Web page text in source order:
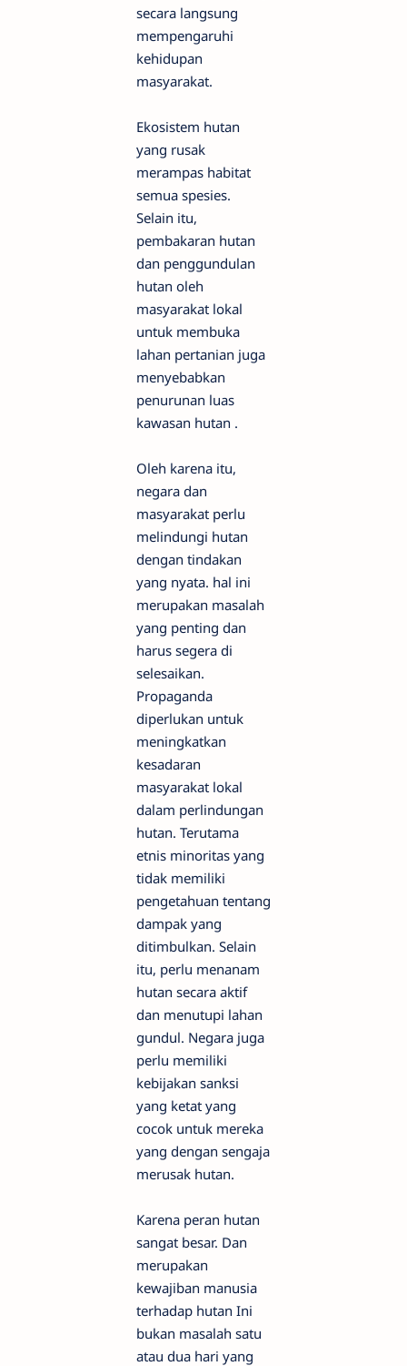
secara langsung
mempengaruhi
kehidupan
masyarakat.
Ekosistem hutan
yang rusak
merampas habitat
semua spesies.
Selain itu,
pembakaran hutan
dan penggundulan
hutan oleh
masyarakat lokal
untuk membuka
lahan pertanian juga
menyebabkan
penurunan luas
kawasan hutan .
Oleh karena itu,
negara dan
masyarakat perlu
melindungi hutan
dengan tindakan
yang nyata. hal ini
merupakan masalah
yang penting dan
harus segera di
selesaikan.
Propaganda
diperlukan untuk
meningkatkan
kesadaran
masyarakat lokal
dalam perlindungan
hutan. Terutama
etnis minoritas yang
tidak memiliki
pengetahuan tentang
dampak yang
ditimbulkan. Selain
itu, perlu menanam
hutan secara aktif
dan menutupi lahan
gundul. Negara juga
perlu memiliki
kebijakan sanksi
yang ketat yang
cocok untuk mereka
yang dengan sengaja
merusak hutan.
Karena peran hutan
sangat besar. Dan
merupakan
kewajiban manusia
terhadap hutan Ini
bukan masalah satu
atau dua hari yang